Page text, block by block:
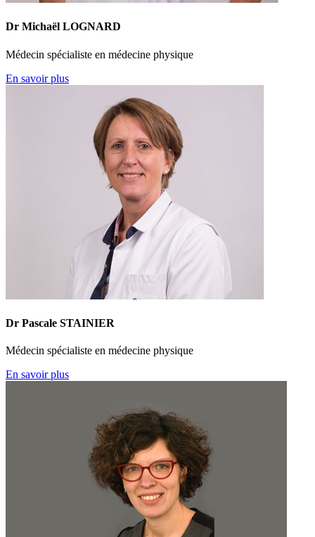
Dr Michaël LOGNARD
Médecin spécialiste en médecine physique
En savoir plus
Dr Pascale STAINIER
Médecin spécialiste en médecine physique
En savoir plus